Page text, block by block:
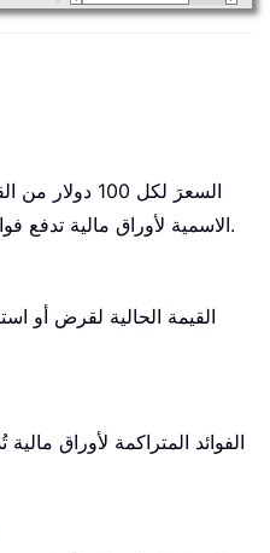
الاسمية لأوراق مالية تدفع فوائدها بالكامل عند الاستحقاق.